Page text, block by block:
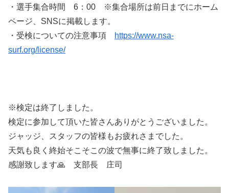
・選手集合時間 6：00 ※集合場所は前日までにホーム
ページ、SNSに掲載します。
・受検についての注意事項
https://www.nsa-
surf.org/license/
※検定は終了しました。
検定に参加して頂いた皆さんありがとうございました。
ジャッジ、スタッフの皆様もお疲れさまでした。
天気も良く終始そこそこの波で無事に終了致しました。
感謝致します🙏 支部長 庄司